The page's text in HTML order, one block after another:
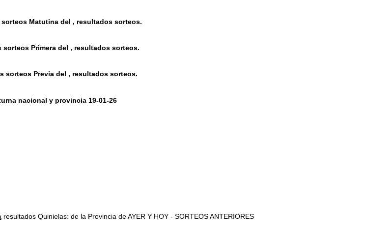
Matutina del , resultados sorteos.
sorteos Primera del , resultados sorteos.
sorteos Previa del , resultados sorteos.
nacional y provincia 19-01-26
resultados Quinielas: de la Provincia de AYER Y HOY - SORTEOS ANTERIORES